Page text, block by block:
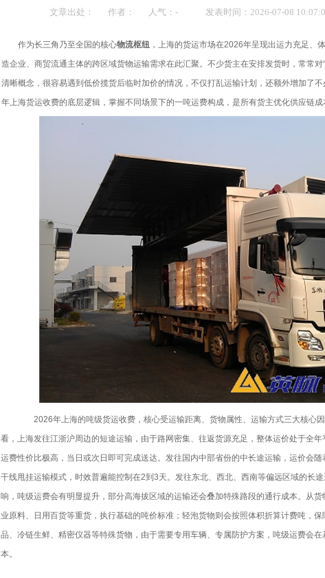
文章出处： 作者： 人气： - 发表时间：2026-07-08
作为长三角乃至全国的核心物流枢纽 ，上海的货运市场在2026年呈现出运力充足、
造企业、商贸流通主体的跨区域货物运输需求在此汇聚。不少货主在安排发货时，常常对
清晰概念，很容易遇到低价揽货后临时加价的情况，不仅打乱运输计划，还额外增加了
年上海货运收费的底层逻辑，掌握不同场景下的一吨运费构成，是所有货主优化供应链成
2026年上海的吨级货运收费，核心受运输距离、货物属性、运输方式三大核心
看，上海发往江浙沪周边的短途运输，由于路网密集、往返货源充足，整体运价处于全
运费性价比极高，当日或次日即可完成送达。发往国内中部省份的中长途运输，运价会
干线甩挂运输模式，时效普遍能控制在2到3天。发往东北、西北、西南等偏远区域的长
响，吨级运费会有明显提升，部分高海拔区域的运输还会叠加特殊路段的通行成本。从
业原料、日用百货等重货，执行基础的吨价标准；轻泡货物则会按照体积折算计费吨，
品、冷链生鲜、精密仪器等特殊货物，由于需要专用车辆、专属防护方案，吨级运费会
本。